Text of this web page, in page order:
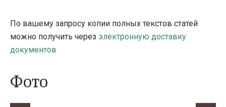
По вашему запросу копии полных текстов статей
можно получить через электронную доставку
документов
Фото